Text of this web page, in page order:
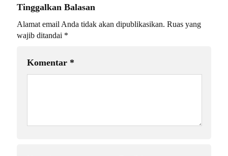
Tinggalkan Balasan
Alamat email Anda tidak akan dipublikasikan. Ruas yang
wajib ditandai *
Komentar *